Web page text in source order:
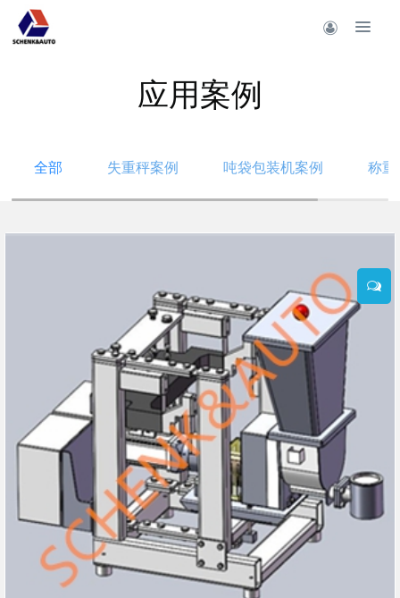
应用案例
全部 失重秤案例 吨袋包装机案例 称